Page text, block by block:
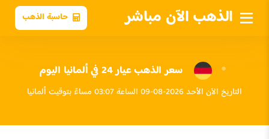
الذهب الآن مباشر حاسبة الذهب
سعر الذهب عيار 24 في ألمانيا اليوم
التاريخ الآن الأحد 2026-08-09 الساعة 03:07 مساءً بتوقيت ألمانيا